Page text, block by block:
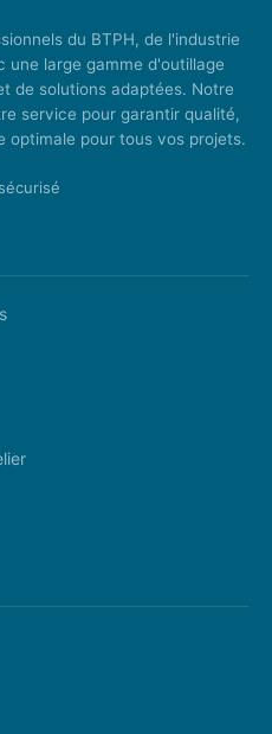
du BTPH, de l'industrie
large gamme d'outillage
de solutions adaptées. Notre
service pour garantir qualité,
optimale pour tous vos projets.